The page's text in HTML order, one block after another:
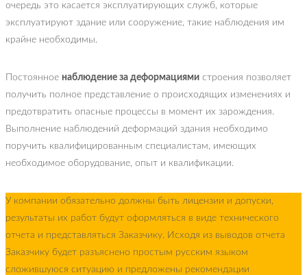
очередь это касается эксплуатирующих служб, которые
эксплуатируют здание или сооружение, такие наблюдения им
крайне необходимы.
Постоянное наблюдение за деформациями строения позволяет
получить полное представление о происходящих изменениях и
предотвратить опасные процессы в момент их зарождения.
Выполнение наблюдений деформаций здания необходимо
поручить квалифицированным специалистам, имеющих
необходимое оборудование, опыт и квалификации.
У компании обязательно должны быть лицензии и допуски,
результаты их работ будут оформляться в виде технического
отчета и представляться Заказчику. Исходя из выводов отчета
Заказчику будет разъяснено простым русским языком
сложившуюся ситуацию и предложены рекомендации